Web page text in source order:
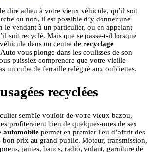
dire adieu à votre vieux véhicule, qu’il soit
ou non, il est possible d’y donner une
le vendant à un particulier, ou en appelant
soit recyclé. Mais que se passe-t-il lorsque
dans un centre de recyclage
vous plonge dans les coulisses de son
puissiez comprendre que votre vieille
un cube de ferraille relégué aux oubliettes.
recyclées
semble vouloir de votre vieux bazou,
profiteraient bien de quelques-unes de ses
automobile permet en premier lieu d’offrir des
bon prix au grand public. Moteur, transmission,
jantes, bancs, radio, volant, garniture de